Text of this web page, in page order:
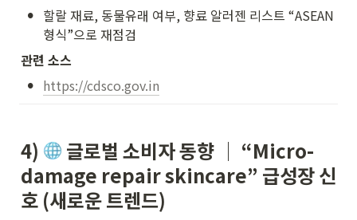
• 할랄 재료, 동물유래 여부, 향료 알러젠 리스트 “ASEAN
형식”으로 재점검
관련 소스
• https://cdsco.gov.in
4)
글로벌 소비자 동향 │ “Micro-
damage repair skincare” 급성장 신
호 (새로운 트렌드)